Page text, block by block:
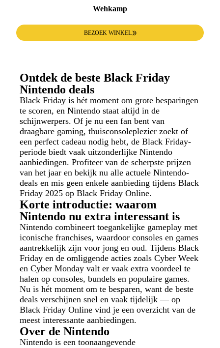
Wehkamp
BEZOEK WINKEL
Ontdek de beste Black Friday
Nintendo deals
Black Friday is hét moment om grote besparingen
te scoren, en Nintendo staat altijd in de
schijnwerpers. Of je nu een fan bent van
draagbare gaming, thuisconsoleplezier zoekt of
een perfect cadeau nodig hebt, de Black Friday-
periode biedt vaak uitzonderlijke Nintendo
aanbiedingen. Profiteer van de scherpste prijzen
van het jaar en bekijk nu alle actuele Nintendo-
deals en mis geen enkele aanbieding tijdens Black
Friday 2025 op Black Friday Online.
Korte introductie: waarom
Nintendo nu extra interessant is
Nintendo combineert toegankelijke gameplay met
iconische franchises, waardoor consoles en games
aantrekkelijk zijn voor jong en oud. Tijdens Black
Friday en de omliggende acties zoals Cyber Week
en Cyber Monday valt er vaak extra voordeel te
halen op consoles, bundels en populaire games.
Nu is hét moment om te besparen, want de beste
deals verschijnen snel en vaak tijdelijk — op
Black Friday Online vind je een overzicht van de
meest interessante aanbiedingen.
Over de Nintendo
Nintendo is een toonaangevende